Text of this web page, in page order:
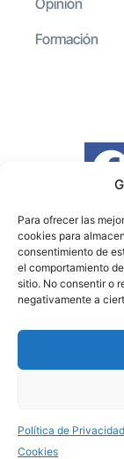
Para ofrecer las
cookies para
consentimiento de
el comportamiento
sitio. No consentir o
negativamente a
Política de
Cookies
Formación